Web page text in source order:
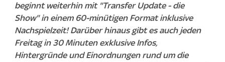
beginnt weiterhin mit "Transfer Update - die
Show" in einem 60-minütigen Format inklusive
Nachspielzeit! Darüber hinaus gibt es auch jeden
Freitag in 30 Minuten exklusive Infos,
Hintergründe und Einordnungen rund um die